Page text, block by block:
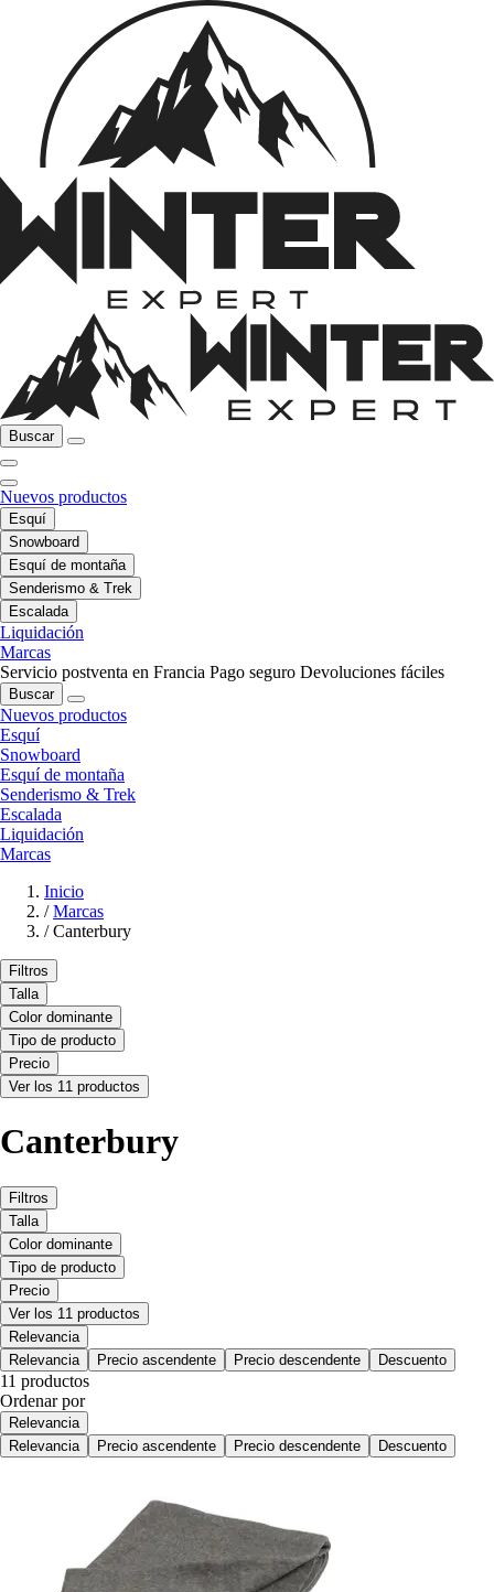
Buscar
Nuevos productos
Esquí
Snowboard
Esquí de montaña
Senderismo & Trek
Escalada
Liquidación
Marcas
Servicio postventa en Francia Pago seguro Devoluciones fáciles
Buscar
Nuevos productos
Esquí
Snowboard
Esquí de montaña
Senderismo & Trek
Escalada
Liquidación
Marcas
Inicio
/ Marcas
/ Canterbury
Filtros
Talla
Color dominante
Tipo de producto
Precio
Ver los 11 productos
Canterbury
Filtros
Talla
Color dominante
Tipo de producto
Precio
Ver los 11 productos
Relevancia
Relevancia
Precio ascendente Precio descendente Descuento
11 productos
Ordenar por
Relevancia
Relevancia
Precio ascendente Precio descendente Descuento